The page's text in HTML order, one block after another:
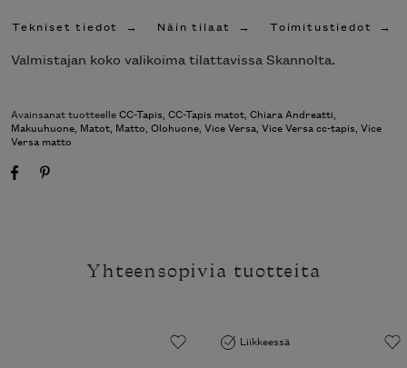
Tekniset tiedot Näin tilaat Toimitustiedot
Valmistajan koko valikoima tilattavissa Skannolta.
Avainsanat tuotteelleCC-Tapis, CC-Tapis matot, Chiara Andreatti,
Makuuhuone, Matot, Matto, Olohuone, Vice Versa, Vice Versa cc-tapis, Vice
Versa matto
Yhteensopivia tuotteita
Liikkeessä